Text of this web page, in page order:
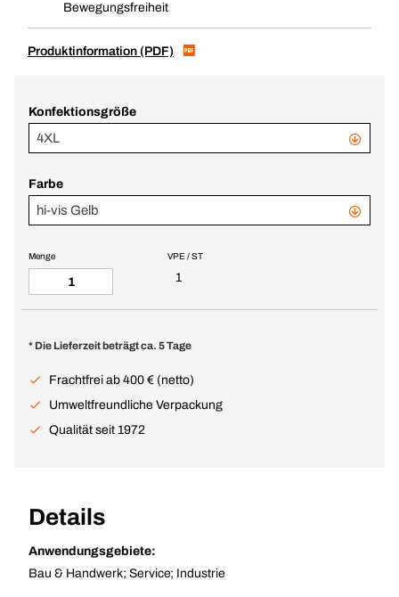
Bewegungsfreiheit
Produktinformation (PDF)
Konfektionsgröße
4XL
Farbe
hi-vis Gelb
VPE / ST
1
Menge
* Die Lieferzeit beträgt ca. 5 Tage
Frachtfrei ab 400 € (netto)
Umweltfreundliche Verpackung
Qualität seit 1972
Details
Anwendungsgebiete:
Bau & Handwerk; Service; Industrie